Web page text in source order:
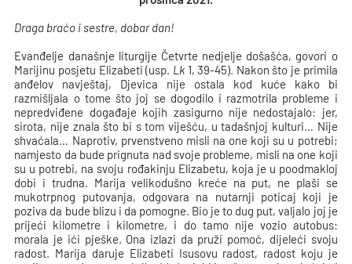
Draga braćo i sestre, dobar dan!
Evanđelje današnje liturgije Četvrte nedjelje došašća, govori o
Marijinu posjetu Elizabeti (usp. Lk 1, 39-45). Nakon što je primila
anđelov navještaj, Djevica nije ostala kod kuće kako bi
razmišljala o tome što joj se dogodilo i razmotrila probleme i
nepredviđene događaje kojih zasigurno nije nedostajalo: jer,
sirota, nije znala što bi s tom viješću, u tadašnjoj kulturi… Nije
shvaćala… Naprotiv, prvenstveno misli na one koji su u potrebi;
namjesto da bude prignuta nad svoje probleme, misli na one koji
su u potrebi, na svoju rođakinju Elizabetu, koja je u poodmakloj
dobi i trudna. Marija velikodušno kreće na put, ne plaši se
mukotrpnog putovanja, odgovara na nutarnji poticaj koji je
poziva da bude blizu i da pomogne. Bio je to dug put, valjalo joj je
prijeći kilometre i kilometre, i do tamo nije vozio autobus:
morala je ići pješke. Ona izlazi da pruži pomoć, dijeleći svoju
radost. Marija daruje Elizabeti Isusovu radost, radost koju je